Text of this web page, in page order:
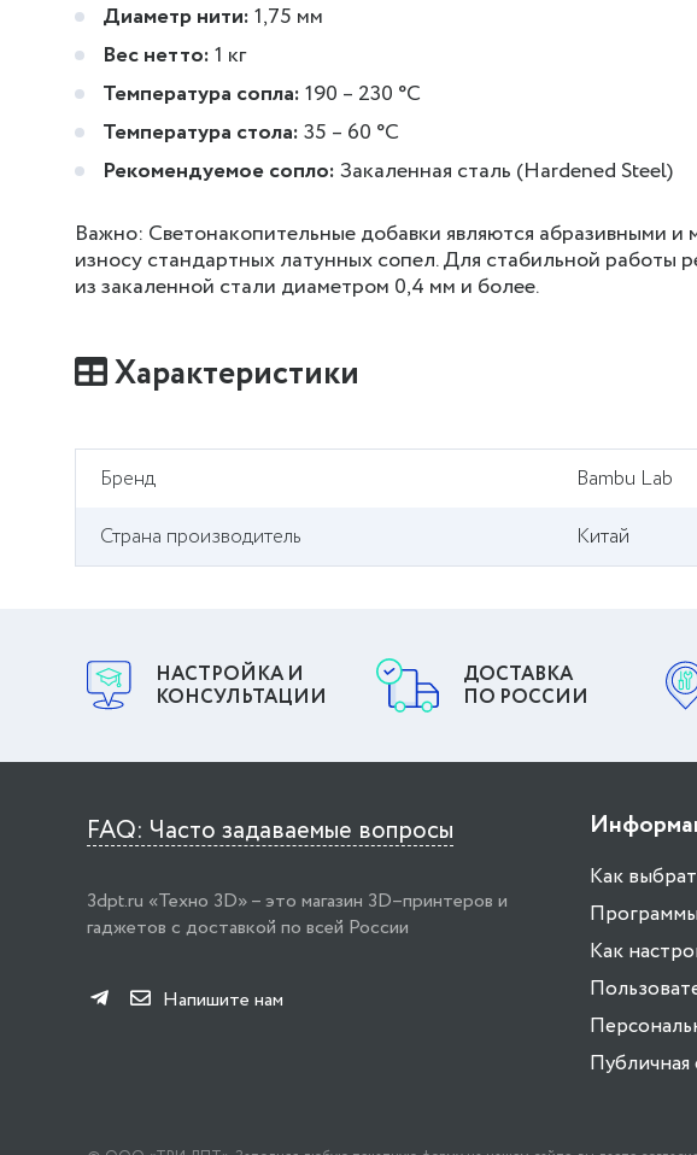
Диаметр нити:1,75 мм
Вес нетто:1 кг
Температура сопла:190 – 230 °C
Температура стола:35 – 60 °C
Рекомендуемое сопло:Закаленная сталь (Hardened Steel)
Важно: Светонакопительные добавки являются абразивными и
износу стандартных латунных сопел. Для стабильной работы
из закаленной стали диаметром 0,4 мм и более.
Характеристики
Бренд
Bambu Lab
Страна производитель
Китай
НАСТРОЙКА И
КОНСУЛЬТАЦИИ
ДОСТАВКА
ПО РОССИИ
FAQ: Часто задаваемые вопросы
3dpt.ru «Техно 3D» – это магазин 3D–принтеров и
гаджетов с доставкой по всей России
Напишите нам
Как
Как